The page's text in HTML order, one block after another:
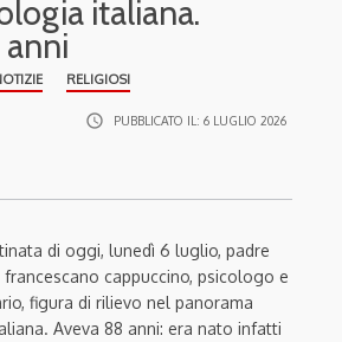
italiana.
RELIGIOSI
access_time PUBBLICATO IL: 6 LUGLIO 2026
di oggi, lunedì 6 luglio, padre
cappuccino, psicologo e
figura di rilievo nel panorama
Aveva 88 anni: era nato infatti